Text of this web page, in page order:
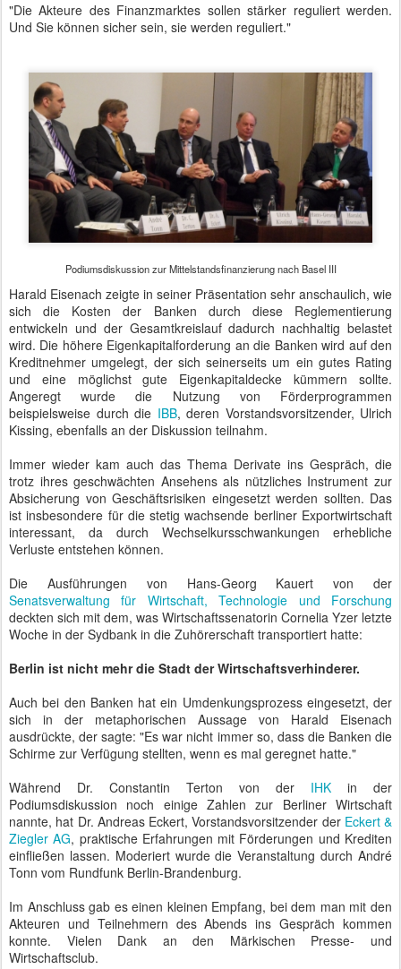
"Die Akteure des Finanzmarktes sollen stärker reguliert werden.
Und Sie können sicher sein, sie werden reguliert."
Podiumsdiskussion zur Mittelstandsfinanzierung nach Basel III
Harald Eisenach zeigte in seiner Präsentation sehr anschaulich, wie
sich die Kosten der Banken durch diese Reglementierung
entwickeln und der Gesamtkreislauf dadurch nachhaltig belastet
wird. Die höhere Eigenkapitalforderung an die Banken wird auf den
Kreditnehmer umgelegt, der sich seinerseits um ein gutes Rating
und eine möglichst gute Eigenkapitaldecke kümmern sollte.
Angeregt wurde die Nutzung von Förderprogrammen
beispielsweise durch die IBB, deren Vorstandsvorsitzender, Ulrich
Kissing, ebenfalls an der Diskussion teilnahm.
Immer wieder kam auch das Thema Derivate ins Gespräch, die
trotz ihres geschwächten Ansehens als nützliches Instrument zur
Absicherung von Geschäftsrisiken eingesetzt werden sollten. Das
ist insbesondere für die stetig wachsende berliner Exportwirtschaft
interessant, da durch Wechselkursschwankungen erhebliche
Verluste entstehen können.
Die Ausführungen von Hans-Georg Kauert von der
Senatsverwaltung für Wirtschaft, Technologie und Forschung
deckten sich mit dem, was Wirtschaftssenatorin Cornelia Yzer letzte
Woche in der Sydbank in die Zuhörerschaft transportiert hatte:
Berlin ist nicht mehr die Stadt der Wirtschaftsverhinderer.
Auch bei den Banken hat ein Umdenkungsprozess eingesetzt, der
sich in der metaphorischen Aussage von Harald Eisenach
ausdrückte, der sagte: "Es war nicht immer so, dass die Banken die
Schirme zur Verfügung stellten, wenn es mal geregnet hatte."
Während Dr. Constantin Terton von der IHK in der
Podiumsdiskussion noch einige Zahlen zur Berliner Wirtschaft
nannte, hat Dr. Andreas Eckert, Vorstandsvorsitzender der Eckert &
Ziegler AG, praktische Erfahrungen mit Förderungen und Krediten
einfließen lassen. Moderiert wurde die Veranstaltung durch André
Tonn vom Rundfunk Berlin-Brandenburg.
Im Anschluss gab es einen kleinen Empfang, bei dem man mit den
Akteuren und Teilnehmern des Abends ins Gespräch kommen
konnte. Vielen Dank an den Märkischen Presse- und
Wirtschaftsclub.